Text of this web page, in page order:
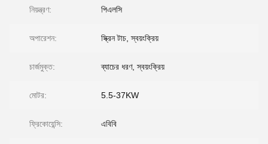
নিয়ন্ত্রণ: পিএলসি
অপারেশন: স্ক্রিন টাচ, স্বয়ংক্রিয়
চার্জমুক্ত: ব্যাচের ধরণ, স্বয়ংক্রিয়
মোটর: 5.5-37KW
ফ্রিকোয়েন্সি: এবিবি